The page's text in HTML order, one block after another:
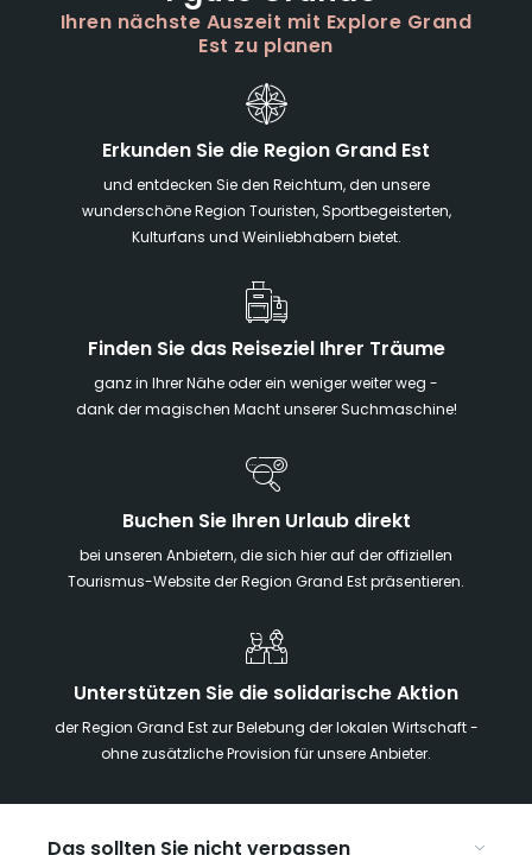
Ihren nächste Auszeit mit Explore Grand
Est zu planen
Erkunden Sie die Region Grand Est
und entdecken Sie den Reichtum, den unsere
wunderschöne Region Touristen, Sportbegeisterten,
Kulturfans und Weinliebhabern bietet.
Finden Sie das Reiseziel Ihrer Träume
ganz in Ihrer Nähe oder ein weniger weiter weg -
dank der magischen Macht unserer Suchmaschine!
Buchen Sie Ihren Urlaub direkt
bei unseren Anbietern, die sich hier auf der offiziellen
Tourismus-Website der Region Grand Est präsentieren.
Unterstützen Sie die solidarische Aktion
der Region Grand Est zur Belebung der lokalen Wirtschaft -
ohne zusätzliche Provision für unsere Anbieter.